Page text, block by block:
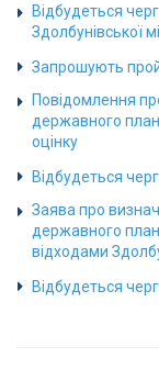
Відбудеться
Здолбунівської
Запрошують
Повідомлення
державного
оцінку
Відбудеться
Заява про
державного
відходами
Відбудеться